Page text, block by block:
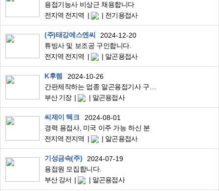
용접기능사 비상근 채용합니다
전지역 전지역
전기용접사
(주)태강에스엔씨
2024-12-20
튜빙사 및 보조공 구인합니다.
전지역 전지역
알곤용접사
K후렘
2024-10-26
부산 기장
알곤용접사
씨제이 텍크
2024-08-01
경력 용접사, 미국 이주 가능 하신 분
전지역 전지역
알곤용접사
기성금속(주)
2024-07-19
용접원 모집합니다.
부산 강서
알곤용접사